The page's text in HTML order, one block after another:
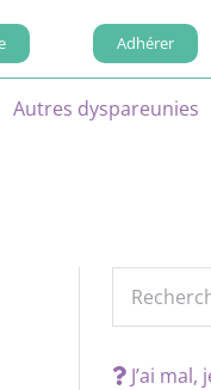
Adhérer
Autres dyspareunies
J’ai